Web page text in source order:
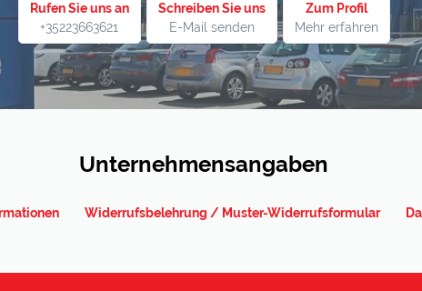
Rufen Sie uns an
+35223663621
Schreiben Sie uns
E-Mail senden
Zum Profil
Mehr erfahren
Unternehmensangaben
Widerrufsbelehrung / Muster-Widerrufsformular